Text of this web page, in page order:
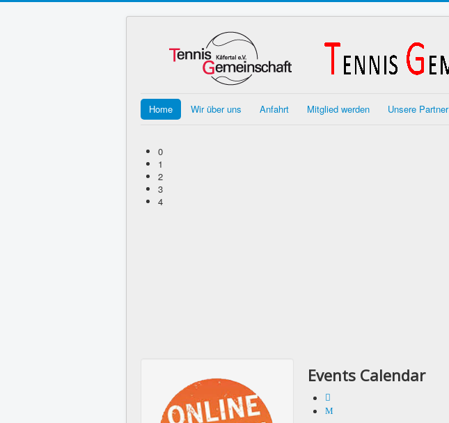
Home Wir über uns Anfahrt Mitglied werden Unsere Partner
0
1
2
3
4
Events Calendar